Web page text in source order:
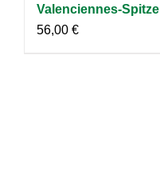
Valenciennes-Spitze
56,00 €